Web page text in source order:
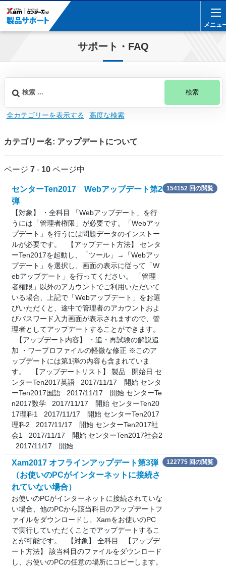
メニュ
メニュ
サポート・FAQ
検索
全カテゴリーを表示する 高度な検索
カテゴリー名: アップデートについて
ページ 7- 10ページ中
センターTen2017 Webアップデート第2
弾
【対象】 ・全科目 「Webアップデート」を行
うには「管理者権限」が必要です。「Webアッ
プデート」を行うには問題データのインストー
ルが必要です。 【アップデート方法】 センタ
ーTen2017を起動し、「ツール」→「Webアッ
プデート」を選択し、画面の表示に従って「W
ebアップデート」を行ってください。 「管理
者権限」以外のアカウントでご利用いただいて
いる場合、上記で「Webアップデート」をお選
びいただくと、途中で管理者のアカウントおよ
びパスワード入力画面が表示されますので、管
理者としてアップデートすることができます。
【アップデート内容】 ・追・再試験の解説追
加 ・ワープロファイルの軽微な修正 ※このア
ップデートには第1弾の内容も含まれていま
す。 【アップデートリスト】 製品 開始日 セ
ンターTen2017英語 2017/11/17 開始 センタ
ーTen2017国語 2017/11/17 開始 センターTe
n2017数学 2017/11/17 開始 センターTen20
17理科1 2017/11/17 開始 センターTen2017
理科2 2017/11/17 開始 センターTen2017社
会1 2017/11/17 開始 センターTen2017社会2
2017/11/17 開始
154152 回の閲覧
Xam2017 オフラインアップデート第3弾
（お使いのPCがインターネットに接続さ
れていない場合）
お使いのPCがインターネットに接続されていな
い場合、他のPCから該当科目のアップデートフ
ァイルをダウンロードし、Xamをお使いのPC
で実行していただくことでアップデートするこ
とが可能です。 【対象】 全科目 【アップデ
ート方法】 該当科目のファイルをダウンロード
し、お使いのPCの任意の場所にコピーします。
122775 回の閲覧